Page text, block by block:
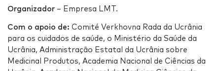
Organizador – Empresa LMT.
Com o apoio de: Comité Verkhovna Rada da Ucrânia
para os cuidados de saúde, o Ministério da Saúde da
Ucrânia, Administração Estatal da Ucrânia sobre
Medicinal Produtos, Academia Nacional de Ciências da